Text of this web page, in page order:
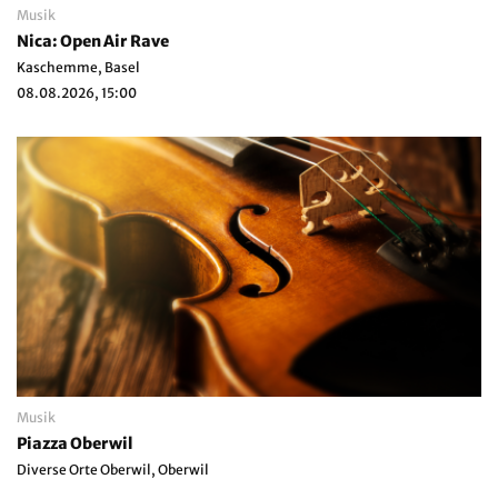
Musik
Nica: Open Air Rave
Kaschemme, Basel
08.08.2026, 15:00
Musik
Piazza Oberwil
Diverse Orte Oberwil, Oberwil